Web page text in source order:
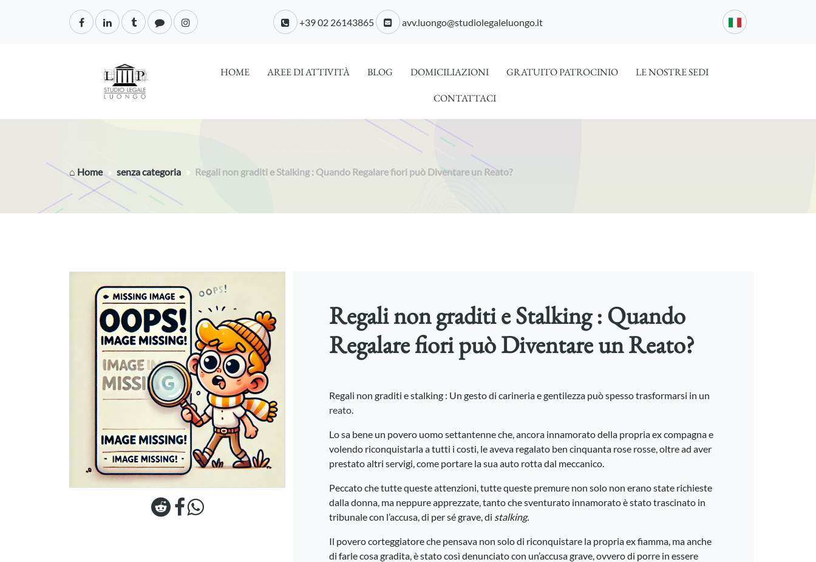
+39 02 26143865 avv.luongo@studiolegaleluongo.it
HOME AREE DI ATTIVITÀ BLOG DOMICILIAZIONI GRATUITO PATROCINIO LE NOSTRE SEDI
CONTATTACI
⌂ Home senza categoria Regali non graditi e Stalking : Quando Regalare fiori può Diventare un Reato?
Regali non graditi e Stalking : Quando
Regalare fiori può Diventare un Reato?
Regali non graditi e stalking : Un gesto di carineria e gentilezza può spesso trasformarsi in un
reato.
Lo sa bene un povero uomo settantenne che, ancora innamorato della propria ex compagna e
volendo riconquistarla a tutti i costi, le aveva regalato ben cinquanta rose rosse, oltre ad aver
prestato altri servigi, come portare la sua auto rotta dal meccanico.
Peccato che tutte queste attenzioni, tutte queste premure non solo non erano state richieste
dalla donna, ma neppure apprezzate, tanto che sventurato innamorato è stato trascinato in
tribunale con l’accusa, di per sé grave, di stalking.
Il povero corteggiatore che pensava non solo di riconquistare la propria ex fiamma, ma anche
di farle cosa gradita, è stato così denunciato con un’accusa grave, ovvero di porre in essere